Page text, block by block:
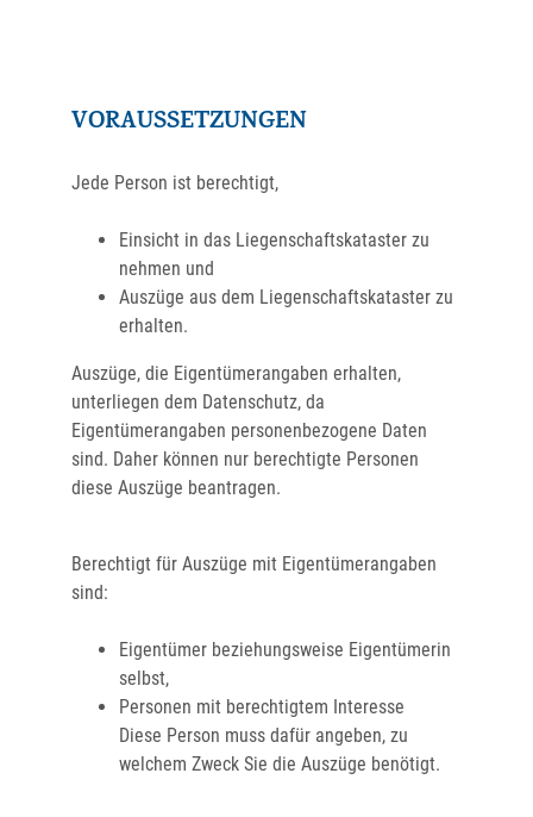
VORAUSSETZUNGEN
Jede Person ist berechtigt,
Einsicht in das Liegenschaftskataster zu
nehmen und
Auszüge aus dem Liegenschaftskataster zu
erhalten.
Auszüge, die Eigentümerangaben erhalten,
unterliegen dem Datenschutz, da
Eigentümerangaben personenbezogene Daten
sind. Daher können nur berechtigte Personen
diese Auszüge beantragen.
Berechtigt für Auszüge mit Eigentümerangaben
sind:
Eigentümer beziehungsweise Eigentümerin
selbst,
Personen mit berechtigtem Interesse
Diese Person muss dafür angeben, zu
welchem Zweck Sie die Auszüge benötigt.